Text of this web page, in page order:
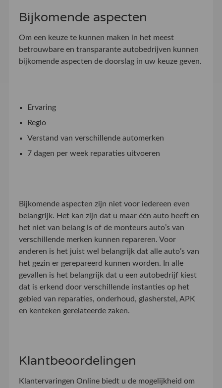
Bijkomende aspecten
Om een keuze te kunnen maken in het meest
betrouwbare en transparante autobedrijven kunnen
bijkomende aspecten de doorslag in uw keuze geven.
Ervaring
Regio
Verstand van verschillende automerken
7 dagen per week reparaties uitvoeren
Bijkomende aspecten zijn niet voor iedereen even
belangrijk. Het kan zijn dat u maar één auto heeft en
het niet van belang is of de monteurs auto’s van
verschillende merken kunnen repareren. Voor
anderen is het juist wel belangrijk dat alle auto’s van
het gezin er gerepareerd kunnen worden. In alle
gevallen is het belangrijk dat u een autobedrijf kiest
dat is erkend door verschillende instanties op het
gebied van reparaties, onderhoud, glasherstel, APK
en kenteken gerelateerde zaken.
Klantbeoordelingen
Klantervaringen Online biedt u de mogelijkheid om